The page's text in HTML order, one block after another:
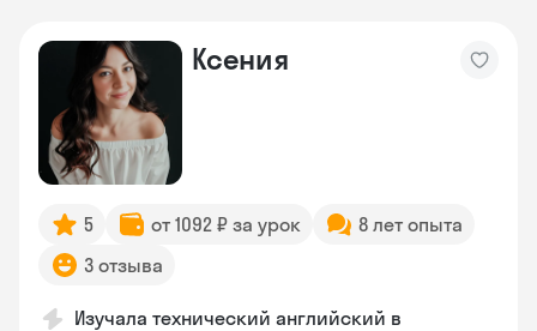
Ксения
5 от 1092 ₽ за урок
8 лет опыта
3 отзыва
Изучала технический английский в